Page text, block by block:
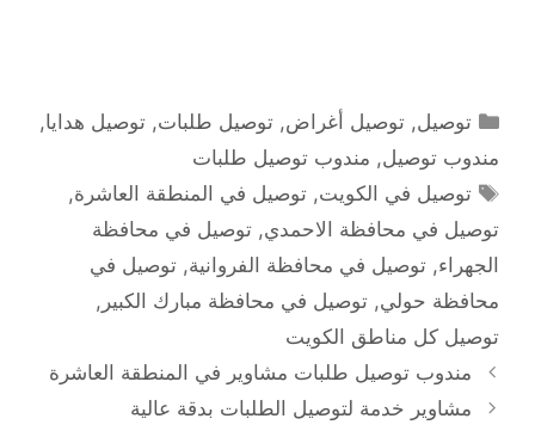
التصنيفات
توصيل,توصيل أغراض,توصيل طلبات,توصيل هدايا,
مندوب توصيل, مندوب توصيل طلبات
الوسوم
توصيل في الكويت,توصيل في المنطقة العاشرة,
توصيل في محافظة الاحمدي, توصيل في محافظة
الجهراء, توصيل في محافظة الفروانية, توصيل في
محافظة حولي, توصيل في محافظة مبارك الكبير ,
توصيل كل مناطق الكويت
مندوب توصيل طلبات مشاوير في المنطقة العاشرة
مشاوير خدمة لتوصيل الطلبات بدقة عالية